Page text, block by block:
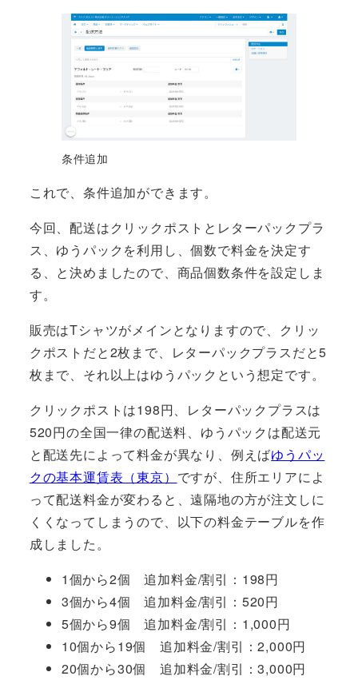
条件追加
これで、条件追加ができます。
今回、配送はクリックポストとレターパックプラ
ス、ゆうパックを利用し、個数で料金を決定す
る、と決めましたので、商品個数条件を設定しま
す。
販売はTシャツがメインとなりますので、クリッ
クポストだと2枚まで、レターパックプラスだと5
枚まで、それ以上はゆうパックという想定です。
クリックポストは198円、レターパックプラスは
520円の全国一律の配送料、ゆうパックは配送元
と配送先によって料金が異なり、例えばゆうパッ
クの基本運賃表（東京） ですが、住所エリアによ
って配送料金が変わると、遠隔地の方が注文しに
くくなってしまうので、以下の料金テーブルを作
成しました。
1個から2個 追加料金/割引：198円
3個から4個 追加料金/割引：520円
5個から9個 追加料金/割引：1,000円
10個から19個 追加料金/割引：2,000円
20個から30個 追加料金/割引：3,000円